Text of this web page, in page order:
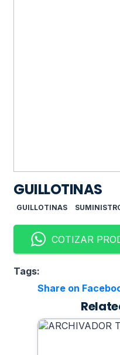
GUILLOTINAS
GUILLOTINAS
COTIZAR
Tags:
Share on